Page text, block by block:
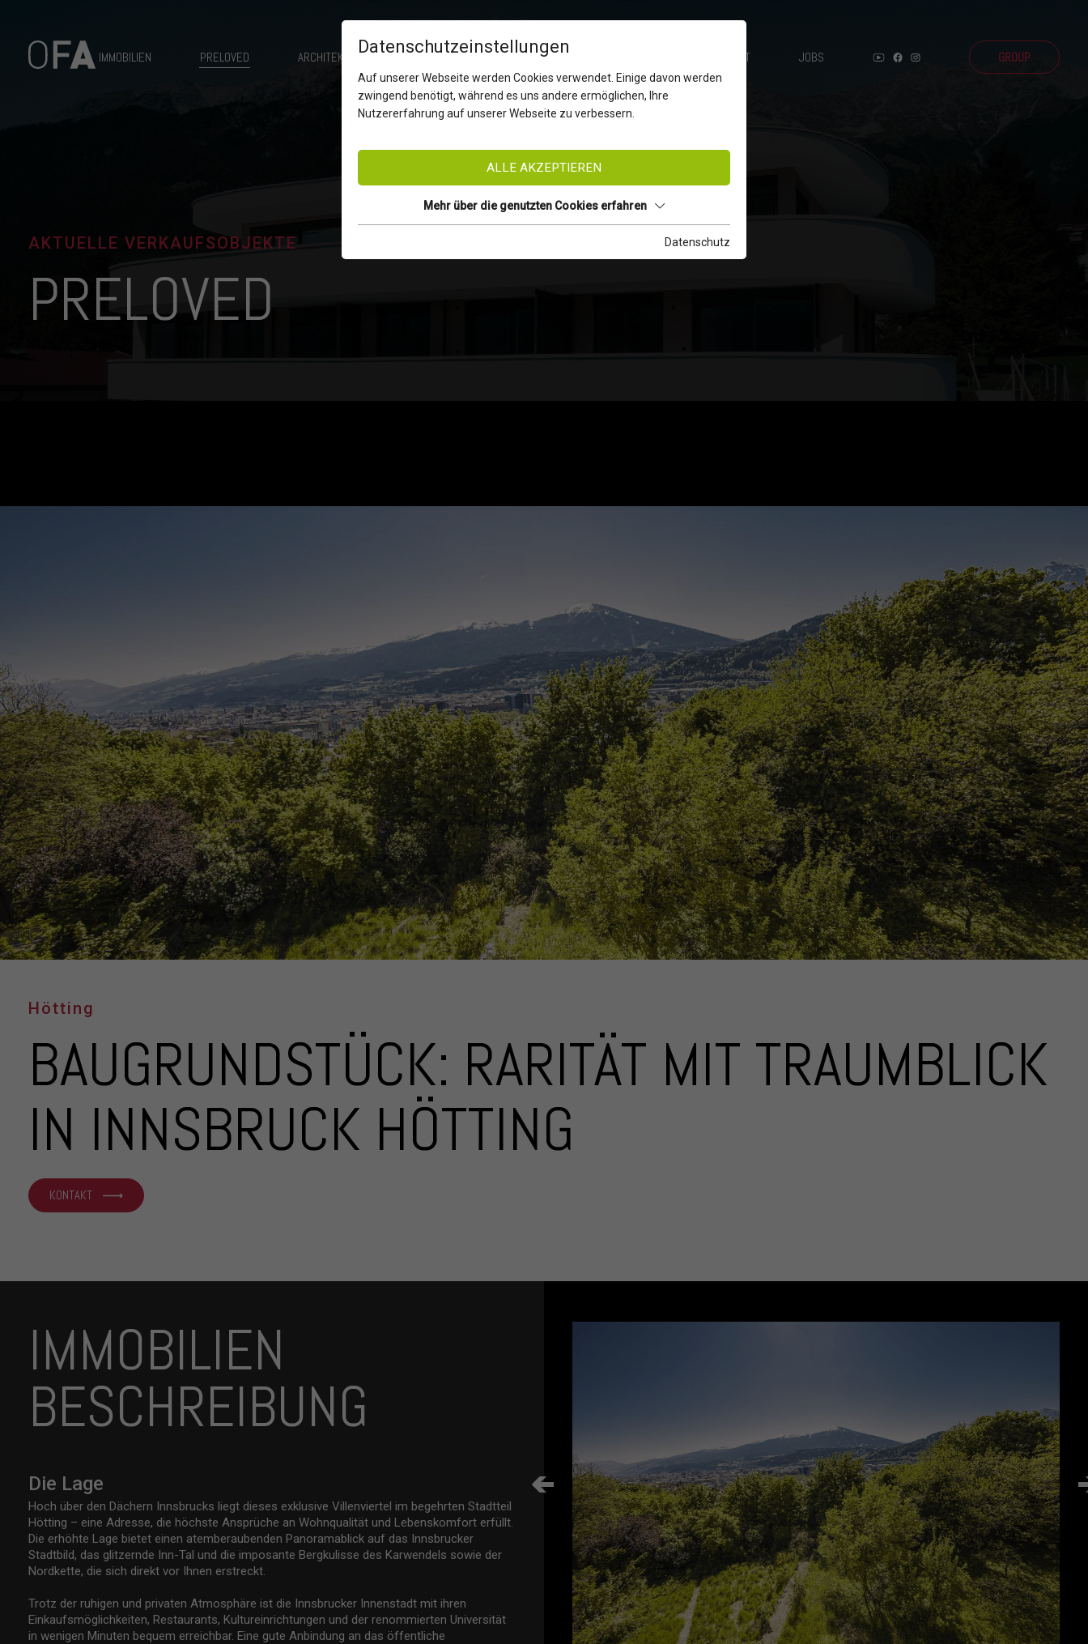
IMMOBILIEN PRELOVED ARCHITEKTUR REFERENZEN LEISTUNGEN KONTAKT JOBS GROUP
AKTUELLE VERKAUFSOBJEKTE
PRELOVED
Hötting
BAUGRUNDSTÜCK: RARITÄT MIT TRAUMBLICK
IN INNSBRUCK HÖTTING
KONTAKT
IMMOBILIEN
BESCHREIBUNG
Die Lage
Hoch über den Dächern Innsbrucks liegt dieses exklusive Villenviertel im begehrten Stadtteil
Hötting – eine Adresse, die höchste Ansprüche an Wohnqualität und Lebenskomfort erfüllt.
Die erhöhte Lage bietet einen atemberaubenden Panoramablick auf das Innsbrucker
Stadtbild, das glitzernde Inn-Tal und die imposante Bergkulisse des Karwendels sowie der
Nordkette, die sich direkt vor Ihnen erstreckt.
Trotz der ruhigen und privaten Atmosphäre ist die Innsbrucker Innenstadt mit ihren
Einkaufsmöglichkeiten, Restaurants, Kultureinrichtungen und der renommierten Universität
in wenigen Minuten bequem erreichbar. Eine gute Anbindung an das öffentliche
Datenschutzeinstellungen
Auf unserer Webseite werden Cookies verwendet. Einige davon werden
zwingend benötigt, während es uns andere ermöglichen, Ihre
Nutzererfahrung auf unserer Webseite zu verbessern.
ALLE AKZEPTIEREN
Mehr über die genutzten Cookies erfahren
Datenschutz